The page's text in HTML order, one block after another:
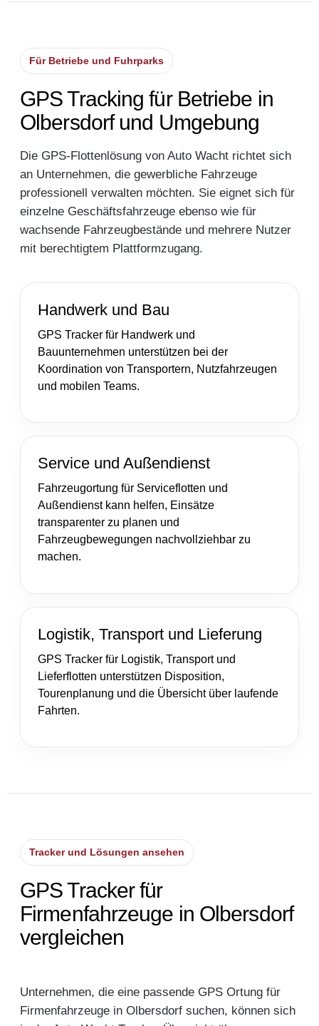
Für Betriebe und Fuhrparks
GPS Tracking für Betriebe in
Olbersdorf und Umgebung
Die GPS-Flottenlösung von Auto Wacht richtet sich
an Unternehmen, die gewerbliche Fahrzeuge
professionell verwalten möchten. Sie eignet sich für
einzelne Geschäftsfahrzeuge ebenso wie für
wachsende Fahrzeugbestände und mehrere Nutzer
mit berechtigtem Plattformzugang.
Handwerk und Bau
GPS Tracker für Handwerk und
Bauunternehmen unterstützen bei der
Koordination von Transportern, Nutzfahrzeugen
und mobilen Teams.
Service und Außendienst
Fahrzeugortung für Serviceflotten und
Außendienst kann helfen, Einsätze
transparenter zu planen und
Fahrzeugbewegungen nachvollziehbar zu
machen.
Logistik, Transport und Lieferung
GPS Tracker für Logistik, Transport und
Lieferflotten unterstützen Disposition,
Tourenplanung und die Übersicht über laufende
Fahrten.
Tracker und Lösungen ansehen
GPS Tracker für
Firmenfahrzeuge in Olbersdorf
vergleichen
Unternehmen, die eine passende GPS Ortung für
Firmenfahrzeuge in Olbersdorf suchen, können sich